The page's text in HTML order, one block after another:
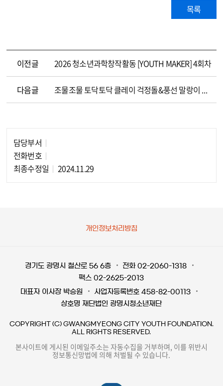
목록
이전글 2026 청소년과학창작활동 [YOUTH MAKER] 4회차
다음글 조물조물 토닥토닥 클레이 걱정돌&풍선 말랑이 만들기
담당부서
전화번호
최종수정일
2024.11.29
개인정보처리방침
경기도 광명시 철산로 56 6층
전화 02-2060-1318
팩스 02-2625-2013
대표자 이사장 박승원
사업자등록번호 458-82-00113
상호명 재단법인 광명시청소년재단
COPYRIGHT (C) GWANGMYEONG CITY YOUTH FOUNDATION.
ALL RIGHTS RESERVED.
본사이트에 게시된 이메일주소는 자동수집을 거부하며, 이를 위반시
정보통신망법에 의해 처벌될 수 있습니다.